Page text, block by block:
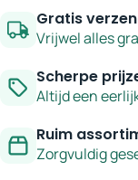
serie
aantal
Gratis
Vrijwel alles
Scherpe
Altijd een
Ruim
Zorgvuldig